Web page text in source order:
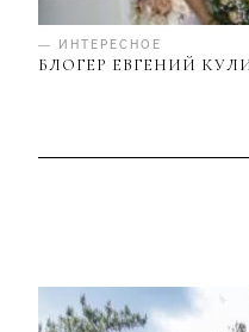
— ИНТЕРЕСНОЕ
БЛОГЕР ЕВГЕНИЙ